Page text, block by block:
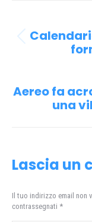
tra
Aereo fa
una
Lascia un
Il tuo indirizzo email non
contrassegnati *